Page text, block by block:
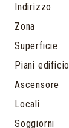
Indirizzo
Zona
Superficie
Piani edificio
Ascensore
Locali
Soggiorni